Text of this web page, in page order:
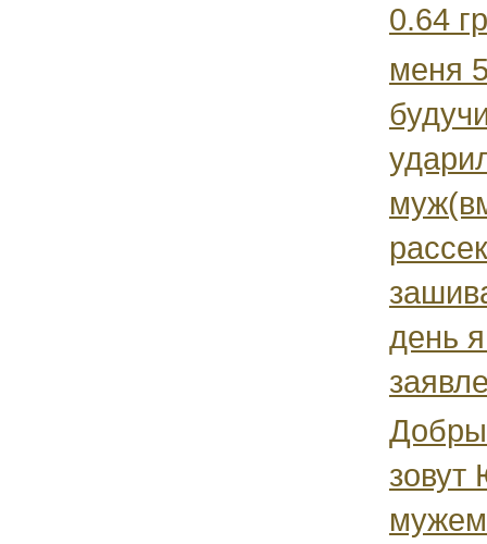
0.64
меня
день